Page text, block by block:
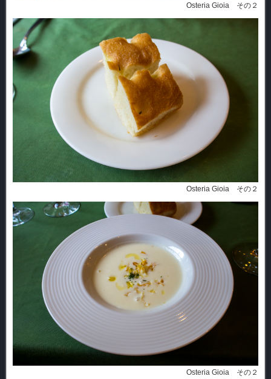
Osteria Gioia その２
Osteria Gioia その２
Osteria Gioia その２